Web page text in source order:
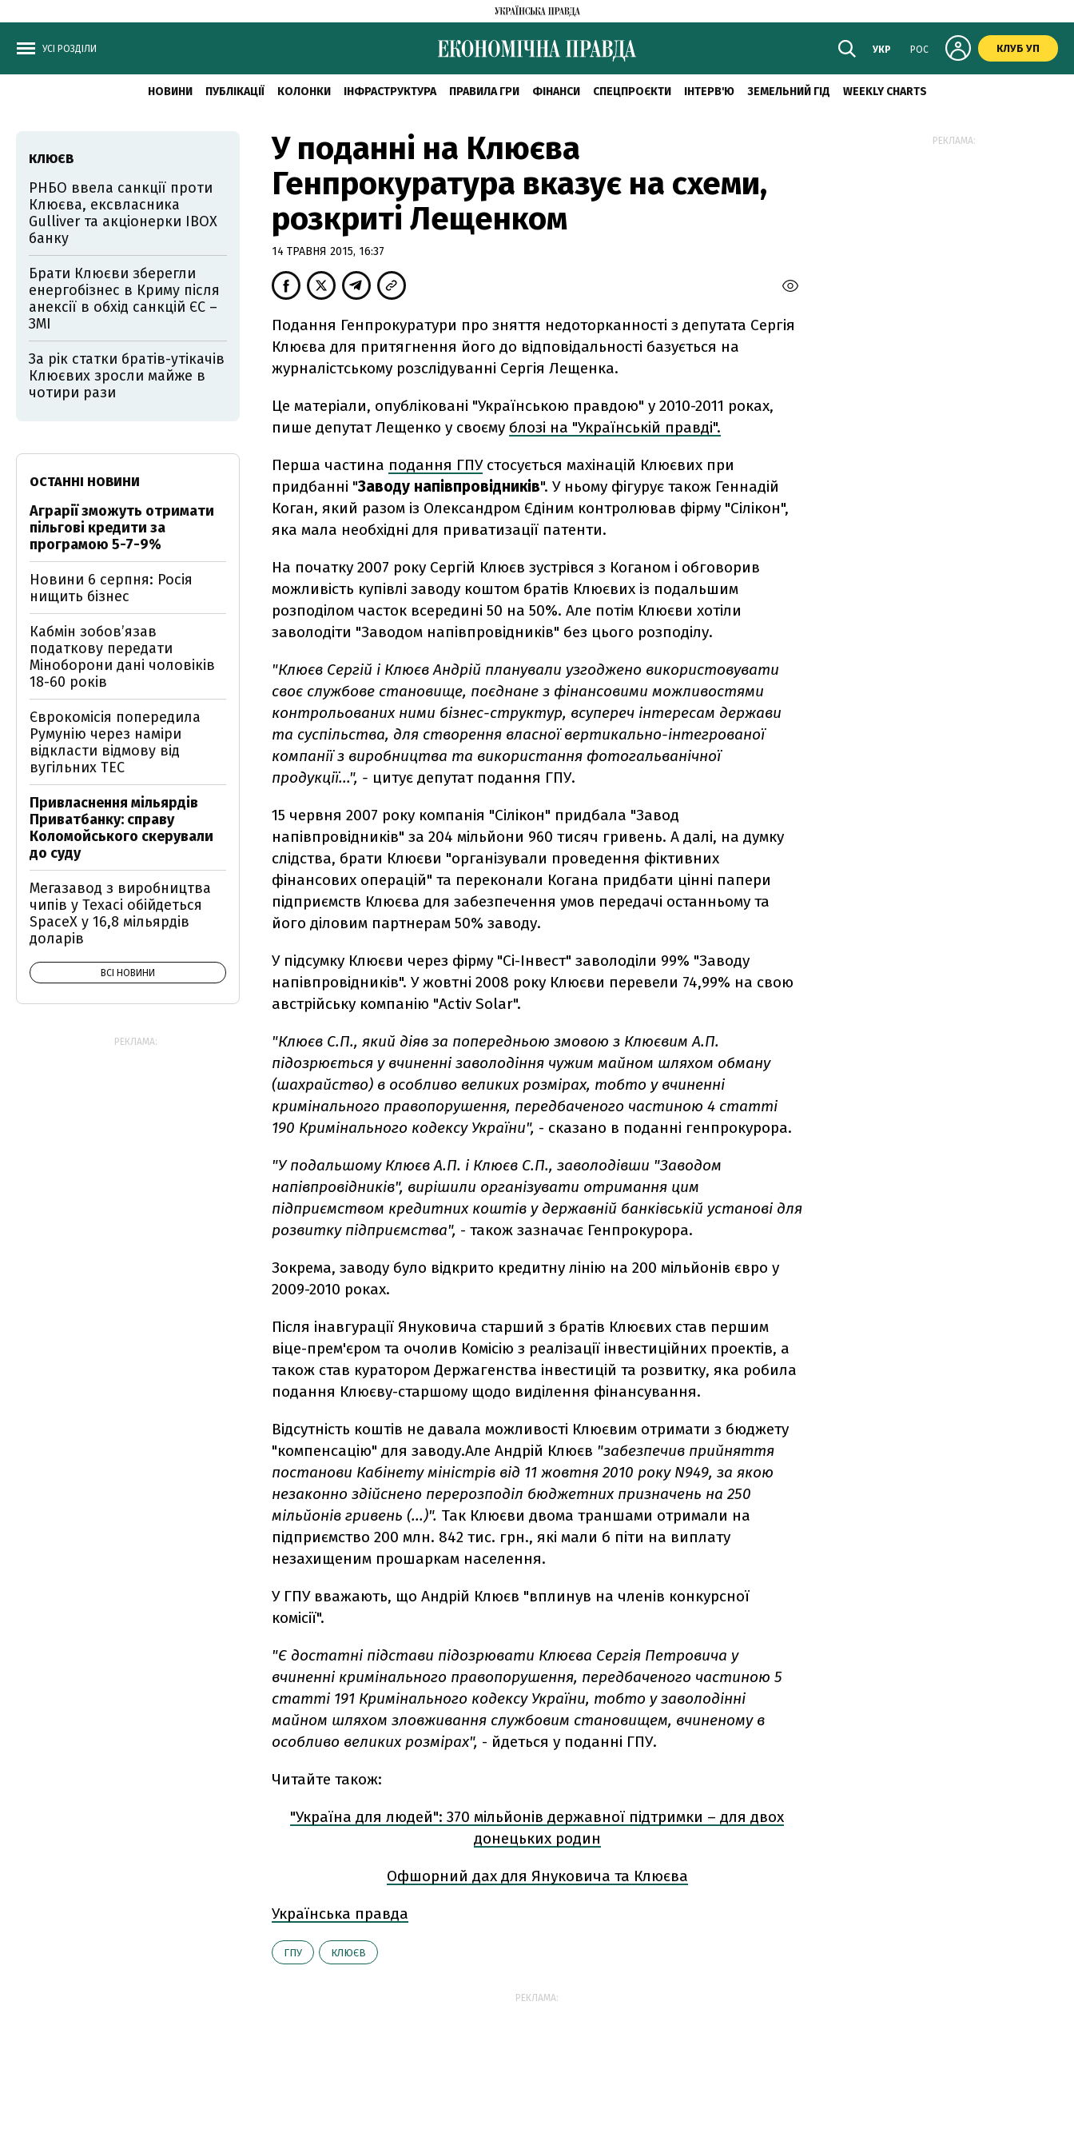
УСІ РОЗДІЛИ УКР РОС КЛУБ УП
НОВИНИ ПУБЛІКАЦІЇ КОЛОНКИ ІНФРАСТРУКТУРА ПРАВИЛА ГРИ ФІНАНСИ СПЕЦПРОЄКТИ ІНТЕРВ'Ю ЗЕМЕЛЬНИЙ ГІД WEEKLY CHARTS
У поданні на Клюєва
Генпрокуратура вказує на схеми,
розкриті Лещенком
14 ТРАВНЯ 2015, 16:37
Подання Генпрокуратури про зняття недоторканності з депутата Сергія
Клюєва для притягнення його до відповідальності базується на
журналістському розслідуванні Сергія Лещенка.
Це матеріали, опубліковані "Українською правдою" у 2010-2011 роках,
пише депутат Лещенко у своєму блозі на "Українській правді".
Перша частина подання ГПУстосується махінацій Клюєвих при
придбанні "Заводу напівпровідників". У ньому фігурує також Геннадій
Коган, який разом із Олександром Єдіним контролював фірму "Сілікон",
яка мала необхідні для приватизації патенти.
На початку 2007 року Сергій Клюєв зустрівся з Коганом і обговорив
можливість купівлі заводу коштом братів Клюєвих із подальшим
розподілом часток всередині 50 на 50%. Але потім Клюєви хотіли
заволодіти "Заводом напівпровідників" без цього розподілу.
"Клюєв Сергій і Клюєв Андрій планували узгоджено використовувати
своє службове становище, поєднане з фінансовими можливостями
контрольованих ними бізнес-структур, всупереч інтересам держави
та суспільства, для створення власної вертикально-інтегрованої
компанії з виробництва та використання фотогальванічної
продукції...", - цитує депутат подання ГПУ.
15 червня 2007 року компанія "Сілікон" придбала "Завод
напівпровідників" за 204 мільйони 960 тисяч гривень. А далі, на думку
слідства, брати Клюєви "організували проведення фіктивних
фінансових операцій" та переконали Когана придбати цінні папери
підприємств Клюєва для забезпечення умов передачі останньому та
його діловим партнерам 50% заводу.
У підсумку Клюєви через фірму "Сі-Інвест" заволоділи 99% "Заводу
напівпровідників". У жовтні 2008 року Клюєви перевели 74,99% на свою
австрійську компанію "Activ Solar".
"Клюєв С.П., який діяв за попередньою змовою з Клюєвим А.П.
підозрюється у вчиненні заволодіння чужим майном шляхом обману
(шахрайство) в особливо великих розмірах, тобто у вчиненні
кримінального правопорушення, передбаченого частиною 4 статті
190 Кримінального кодексу України", - сказано в поданні генпрокурора.
"У подальшому Клюєв А.П. і Клюєв С.П., заволодівши "Заводом
напівпровідників", вирішили організувати отримання цим
підприємством кредитних коштів у державній банківській установі для
розвитку підприємства", - також зазначає Генпрокурора.
Зокрема, заводу було відкрито кредитну лінію на 200 мільйонів євро у
2009-2010 роках.
Після інавгурації Януковича старший з братів Клюєвих став першим
віце-прем'єром та очолив Комісію з реалізації інвестиційних проектів, а
також став куратором Держагенства інвестицій та розвитку, яка робила
подання Клюєву-старшому щодо виділення фінансування.
Відсутність коштів не давала можливості Клюєвим отримати з бюджету
"компенсацію" для заводу.Але Андрій Клюєв "забезпечив прийняття
постанови Кабінету міністрів від 11 жовтня 2010 року N949, за якою
незаконно здійснено перерозподіл бюджетних призначень на 250
мільйонів гривень (...)". Так Клюєви двома траншами отримали на
підприємство 200 млн. 842 тис. грн., які мали б піти на виплату
незахищеним прошаркам населення.
У ГПУ вважають, що Андрій Клюєв "вплинув на членів конкурсної
комісії".
"Є достатні підстави підозрювати Клюєва Сергія Петровича у
вчиненні кримінального правопорушення, передбаченого частиною 5
статті 191 Кримінального кодексу України, тобто у заволодінні
майном шляхом зловживання службовим становищем, вчиненому в
особливо великих розмірах", - йдеться у поданні ГПУ.
Читайте також:
"Україна для людей": 370 мільйонів державної підтримки – для двох
донецьких родин
Офшорний дах для Януковича та Клюєва
Українська правда
ГПУ КЛЮЄВ
РЕКЛАМА:
КЛЮЄВ
РНБО ввела санкції проти
Клюєва, ексвласника
Gulliver та акціонерки IBOX
банку
Брати Клюєви зберегли
енергобізнес в Криму після
анексії в обхід санкцій ЄС –
ЗМІ
За рік статки братів-утікачів
Клюєвих зросли майже в
чотири рази
ОСТАННІ НОВИНИ
Аграрії зможуть отримати
пільгові кредити за
програмою 5-7-9%
Новини 6 серпня: Росія
нищить бізнес
Кабмін зобовʼязав
податкову передати
Міноборони дані чоловіків
18-60 років
Єврокомісія попередила
Румунію через наміри
відкласти відмову від
вугільних ТЕС
Привласнення мільярдів
Приватбанку: справу
Коломойського скерували
до суду
Мегазавод з виробництва
чипів у Техасі обійдеться
SpaceX у 16,8 мільярдів
доларів
ВСІ НОВИНИ
РЕКЛАМА:
РЕКЛАМА: